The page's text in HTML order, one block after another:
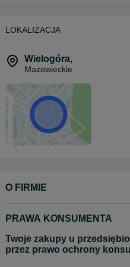
LOKALIZACJA
Wielogóra,
Mazowieckie
O FIRMIE
PRAWA KONSUMENTA
Twoje zakupy u
przez prawo ochrony